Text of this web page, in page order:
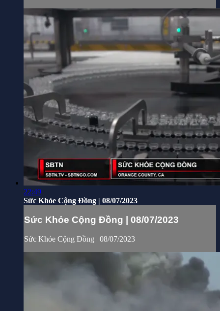
22:49
Sức Khỏe Cộng Đồng | 08/07/2023
Sức Khỏe Cộng Đồng | 08/07/2023
Sức Khỏe Cộng Đồng | 08/07/2023